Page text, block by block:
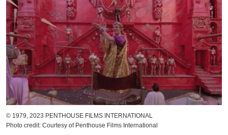
© 1979, 2023 PENTHOUSE FILMS INTERNATIONAL
Photo credit: Courtesy of Penthouse Films International